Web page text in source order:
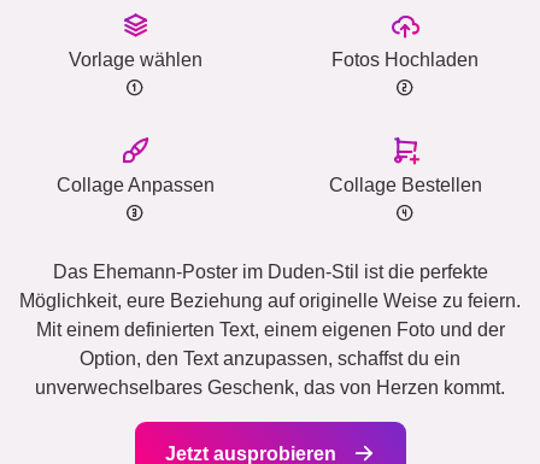
Vorlage wählen Fotos Hochladen
Collage Anpassen Collage Bestellen
Das Ehemann-Poster im Duden-Stil ist die perfekte
Möglichkeit, eure Beziehung auf originelle Weise zu feiern.
Mit einem definierten Text, einem eigenen Foto und der
Option, den Text anzupassen, schaffst du ein
unverwechselbares Geschenk, das von Herzen kommt.
Jetzt ausprobieren